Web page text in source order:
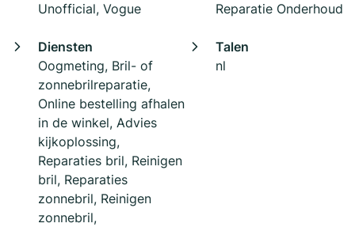
Unofficial, Vogue
Reparatie Onderhoud
Diensten
Oogmeting, Bril- of
zonnebrilreparatie,
Online bestelling afhalen
in de winkel, Advies
kijkoplossing,
Reparaties bril, Reinigen
bril, Reparaties
zonnebril, Reinigen
zonnebril,
Talen
nl